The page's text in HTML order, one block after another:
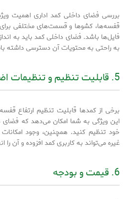
بررسی فضای داخلی کمد اداری اهمیت
قفسه‌ها، کشوها و قسمت‌های مختلفی
فایل‌ها باشد. فضای داخلی کمد باید به
به راحتی به محتویات آن دسترسی داشته
5. قابلیت تنظیم و تنظیمات اضافی
برخی از کمدها قابلیت تنظیم ارتفاع
این ویژگی به شما امکان می‌دهد که فضای
خود تنظیم کنید. همچنین، وجود
غیره می‌تواند به کاربری کمد افزوده و آن را
6. قیمت و بودجه